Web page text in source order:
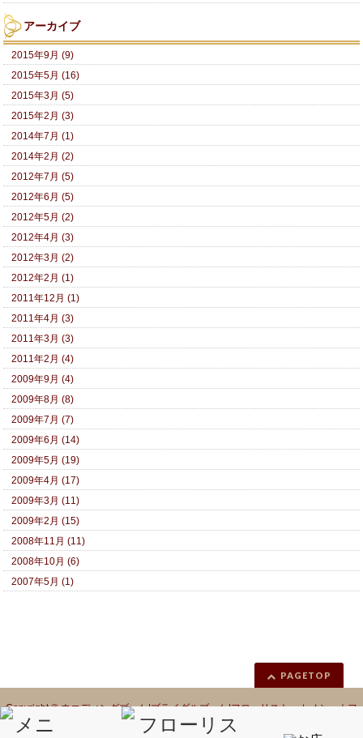
アーカイブ
2015年9月 (9)
2015年5月 (16)
2015年3月 (5)
2015年2月 (3)
2014年7月 (1)
2014年2月 (2)
2012年7月 (5)
2012年6月 (5)
2012年5月 (2)
2012年4月 (3)
2012年3月 (2)
2012年2月 (1)
2011年12月 (1)
2011年4月 (3)
2011年3月 (3)
2011年2月 (4)
2009年9月 (4)
2009年8月 (8)
2009年7月 (7)
2009年6月 (14)
2009年5月 (19)
2009年4月 (17)
2009年3月 (11)
2009年2月 (15)
2008年11月 (11)
2008年10月 (6)
2007年5月 (1)
PAGETOP
Copyright ©ウエディングブーケ|ブライダルブーケ|フローリスト カノシェ｜フ
ラワーギフト｜花ギフト｜花カノシェ話題All Rights Reserved.